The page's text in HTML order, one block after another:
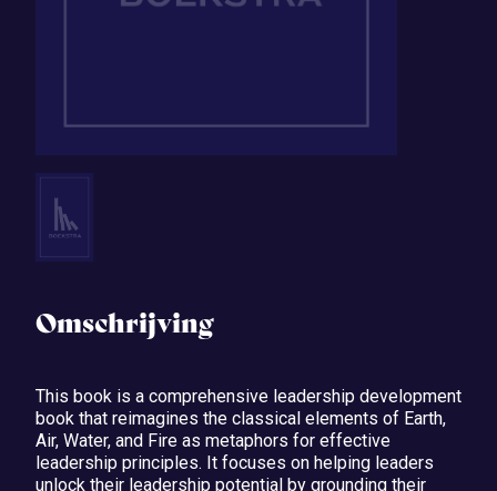
Omschrijving
This book is a comprehensive leadership development
book that reimagines the classical elements of Earth,
Air, Water, and Fire as metaphors for effective
leadership principles. It focuses on helping leaders
unlock their leadership potential by grounding their